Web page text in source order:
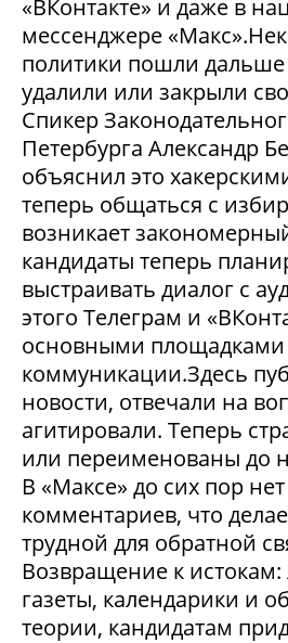
«ВКонтакте» и даже в
мессенджере
политики пошли дальше
удалили или закрыли
Спикер
Петербурга Александр
объяснил это
теперь общаться с
возникает
кандидаты теперь
выстраивать диалог с
этого Телеграм и
основными площадками
коммуникации.Здесь
новости, отвечали на
агитировали. Теперь
или переименованы до
В «Максе» до сих пор
комментариев, что
трудной для обратной
Возвращение к истокам:
газеты, календарики и
теории, кандидатам